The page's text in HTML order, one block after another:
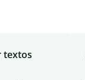
textos